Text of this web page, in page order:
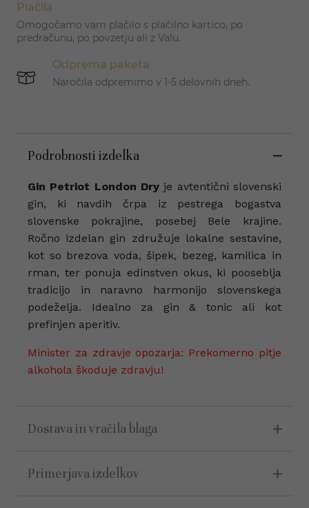
Plačila
Omogočamo vam plačilo s plačilno kartico, po
predračunu, po povzetju ali z Valu.
Odprema paketa
Naročila odpremimo v 1-5 delovnih dneh.
Podrobnosti izdelka
Gin Petriot London Dryje avtentični slovenski
gin, ki navdih črpa iz pestrega bogastva
slovenske pokrajine, posebej Bele krajine.
Ročno izdelan gin združuje lokalne sestavine,
kot so brezova voda, šipek, bezeg, kamilica in
rman, ter ponuja edinstven okus, ki pooseblja
tradicijo in naravno harmonijo slovenskega
podeželja. Idealno za gin & tonic ali kot
prefinjen aperitiv.
Minister za zdravje opozarja: Prekomerno pitje
alkohola škoduje zdravju!
Dostava in vračila blaga
Primerjava izdelkov